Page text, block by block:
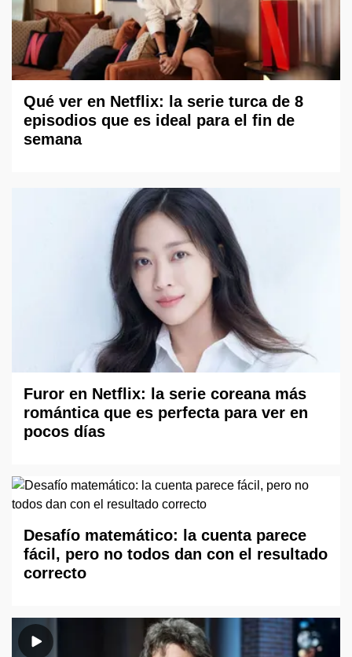
Qué ver en Netflix: la serie turca de 8
episodios que es ideal para el fin de
semana
Furor en Netflix: la serie coreana más
romántica que es perfecta para ver en
pocos días
Desafío matemático: la cuenta parece
fácil, pero no todos dan con el resultado
correcto